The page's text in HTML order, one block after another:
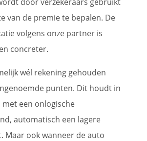
van de premie te bepalen. De
volgens onze partner is
concreter.
wél rekening gehouden
punten. Dit houdt in
een onlogische
automatisch een lagere
Maar ook wanneer de auto